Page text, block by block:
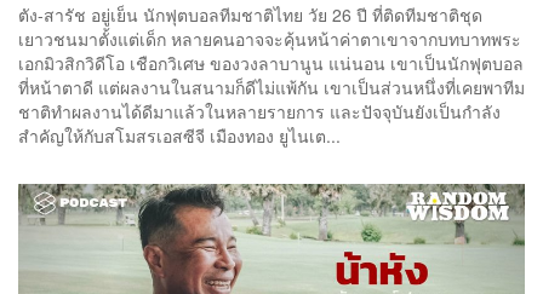
ตัง-สารัช อยู่เย็น นักฟุตบอลทีมชาติไทย วัย 26 ปี ที่ติดทีมชาติชุด
เยาวชนมาตั้งแต่เด็ก หลายคนอาจจะคุ้นหน้าค่าตาเขาจากบทบาทพระ
เอกมิวสิกวิดีโอ เชือกวิเศษ ของวงลาบานูน แน่นอน เขาเป็นนักฟุตบอล
ที่หน้าตาดี แต่ผลงานในสนามก็ดีไม่แพ้กัน เขาเป็นส่วนหนึ่งที่เคยพาทีม
ชาติทำผลงานได้ดีมาแล้วในหลายรายการ และปัจจุบันยังเป็นกำลัง
สำคัญให้กับสโมสรเอสซีจี เมืองทอง ยูไนเต...